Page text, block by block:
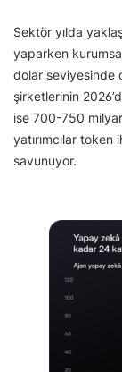
Sektör yılda
yaparken
dolar seviyesinde
şirketlerinin
ise 700-750
yatırımcılar
savunuyor.